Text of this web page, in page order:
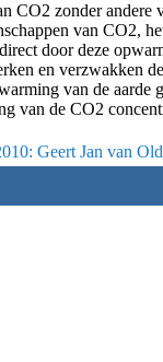
CO2 zonder andere
van CO2,
door deze
en verzwakken
van de aarde
van de CO2
Geert Jan van